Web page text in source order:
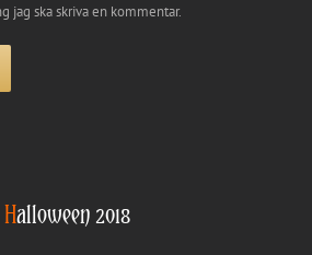
jag ska skriva en kommentar.
Halloween 2018